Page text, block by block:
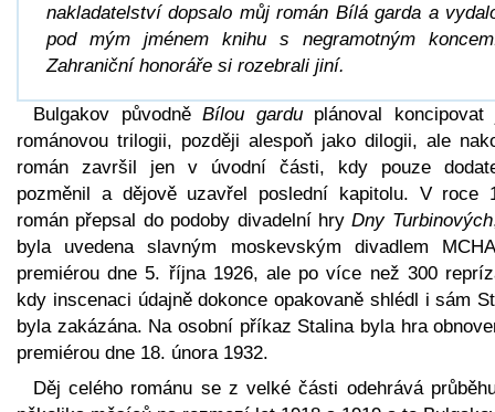
nakladatelství dopsalo můj román Bílá garda a
pod mým jménem knihu s negramotným
Zahraniční honoráře si rozebrali jiní.
Bulgakov původně Bílou garduplánoval koncipovat
románovou trilogii, později alespoň jako dilogii, ale
román završil jen v úvodní části, kdy pouze
pozměnil a dějově uzavřel poslední kapitolu. V roce
román přepsal do podoby divadelní hryDny Turbinových
byla uvedena slavným moskevským divadlem
premiérou dne 5. října 1926, ale po více než 300
kdy inscenaci údajně dokonce opakovaně shlédl i sám
byla zakázána. Na osobní příkaz Stalina byla hra
premiérou dne 18. února 1932.
Děj celého románu se z velké části odehrává